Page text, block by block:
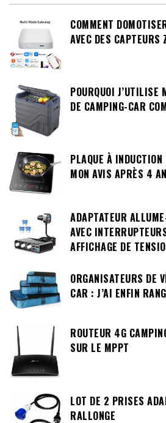
COMMENT
AVEC DES CAPTEURS
POURQUOI J’UTILISE
DE CAMPING-CAR
PLAQUE À
MON AVIS APRÈS 4
ADAPTATEUR
AVEC
AFFICHAGE DE
ORGANISATEURS DE
CAR : J’AI ENFIN
ROUTEUR 4G
SUR LE MPPT
LOT DE 2 PRISES
RALLONGE